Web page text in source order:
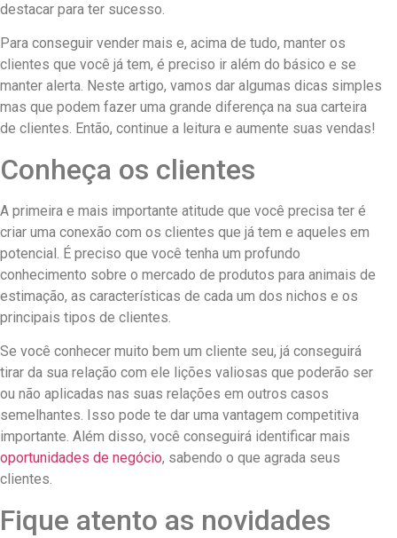
destacar para ter sucesso.
Para conseguir vender mais e, acima de tudo, manter os
clientes que você já tem, é preciso ir além do básico e se
manter alerta. Neste artigo, vamos dar algumas dicas simples
mas que podem fazer uma grande diferença na sua carteira
de clientes. Então, continue a leitura e aumente suas vendas!
Conheça os clientes
A primeira e mais importante atitude que você precisa ter é
criar uma conexão com os clientes que já tem e aqueles em
potencial. É preciso que você tenha um profundo
conhecimento sobre o mercado de produtos para animais de
estimação, as características de cada um dos nichos e os
principais tipos de clientes.
Se você conhecer muito bem um cliente seu, já conseguirá
tirar da sua relação com ele lições valiosas que poderão ser
ou não aplicadas nas suas relações em outros casos
semelhantes. Isso pode te dar uma vantagem competitiva
importante. Além disso, você conseguirá identificar mais
oportunidades de negócio, sabendo o que agrada seus
clientes.
Fique atento as novidades